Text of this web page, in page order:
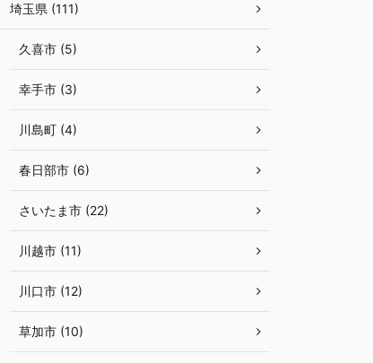
埼玉県 (111)
久喜市 (5)
幸手市 (3)
川島町 (4)
春日部市 (6)
さいたま市 (22)
川越市 (11)
川口市 (12)
草加市 (10)